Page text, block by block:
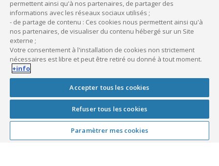
Publié le11 juillet 2016
Dernière mise à jour le
31 janvier 2024
Médecin
permettent ainsi qu'à nos partenaires, de partager des
informations avec les réseaux sociaux utilisés ;
- de partage de contenu : Ces cookies nous permettent ainsi qu'à
nos partenaires, de visualiser du contenu hébergé sur un Site
externe ;
Votre consentement à l'installation de cookies non strictement
nécessaires est libre et peut être retiré ou donné à tout moment.
+info
Accepter tous les cookies
Refuser tous les cookies
Paramètrer mes cookies